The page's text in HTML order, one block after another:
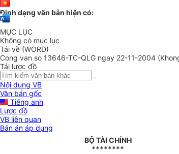
Định dạng văn bản hiện có:
MỤC LỤC
Không có mục lục
Tải về (WORD)
Cong van so 13646-TC-QLG ngay 22-11-2004
Tải lược đồ
Nội dung VB
Văn bản gốc
Tiếng anh
Lược đồ
VB liên quan
Bản án áp dụng
BỘ TÀI CHÍNH
********